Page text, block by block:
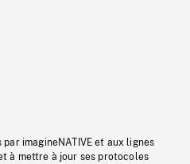
imagineNATIVE et aux lignes
à mettre à jour ses protocoles